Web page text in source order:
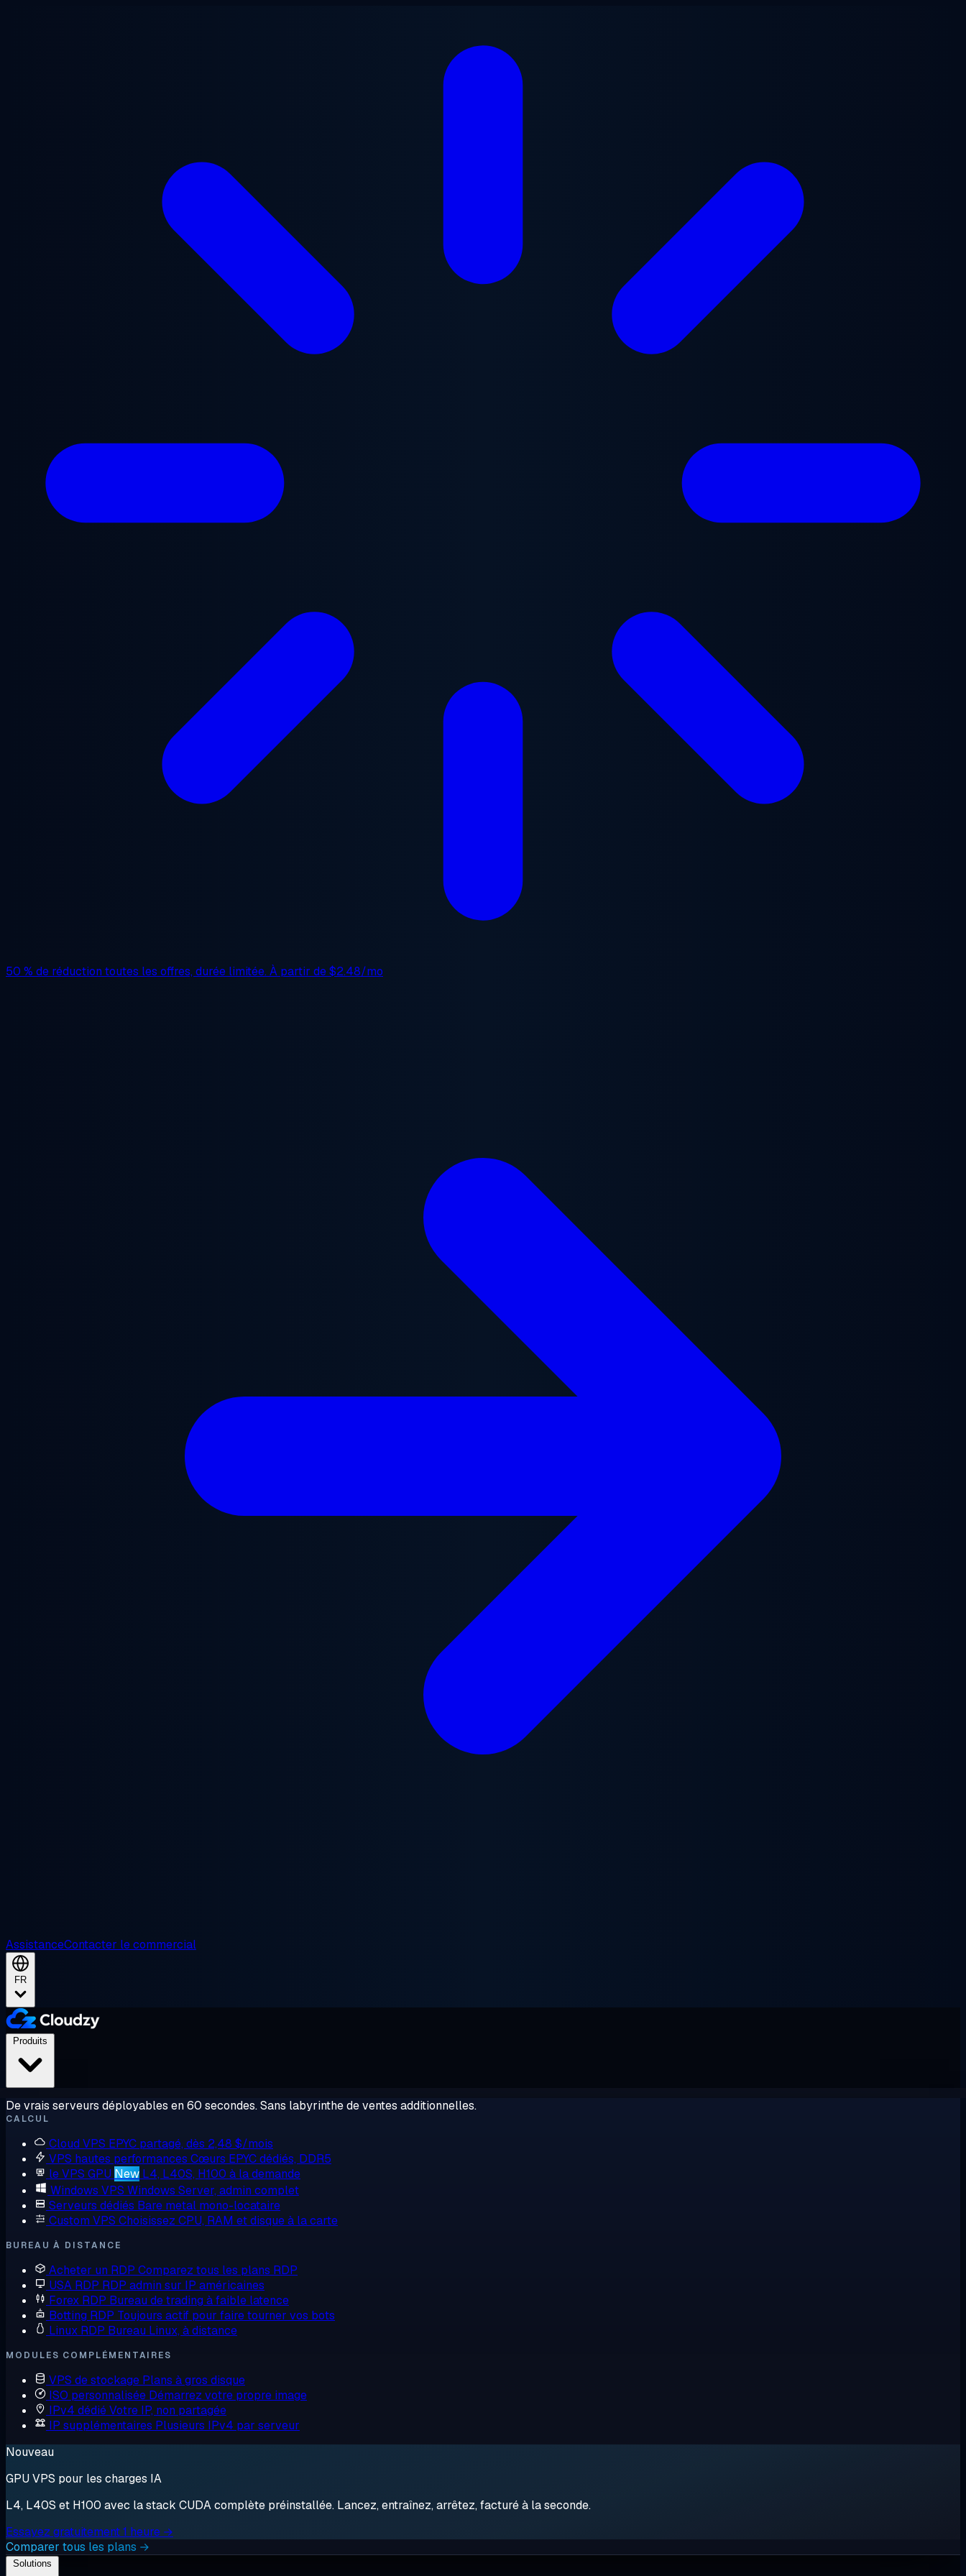
50 % de réduction toutes les offres, durée limitée. À partir de$2.48/mo
AssistanceContacter le commercial
FR
De vrais serveurs déployables en 60 secondes. Sans labyrinthe de ventes additionnelles.
CALCUL
Cloud VPS EPYC partagé, dès 2,48 $/mois
VPS hautes performances Cœurs EPYC dédiés, DDR5
le VPS GPU New L4, L40S, H100 à la demande
Windows VPS Windows Server, admin complet
Serveurs dédiés Bare metal mono-locataire
Custom VPS Choisissez CPU, RAM et disque à la carte
BUREAU À DISTANCE
Acheter un RDP Comparez tous les plans RDP
USA RDP RDP admin sur IP américaines
Forex RDP Bureau de trading à faible latence
Botting RDP Toujours actif pour faire tourner vos bots
Linux RDP Bureau Linux, à distance
MODULES COMPLÉMENTAIRES
VPS de stockage Plans à gros disque
ISO personnalisée Démarrez votre propre image
IPv4 dédiéVotre IP, non partagée
IP supplémentaires Plusieurs IPv4 par serveur
Nouveau
GPU VPS pour les charges IA
L4, L40S et H100 avec la stack CUDA complète préinstallée. Lancez, entraînez, arrêtez, facturé à la seconde.
Essayez gratuitement 1 heure →
Comparer tous les plans →